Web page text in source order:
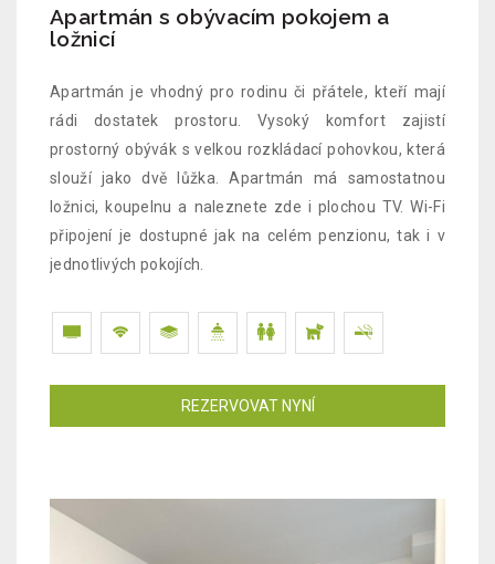
Apartmán s obývacím pokojem a
ložnicí
Apartmán je vhodný pro rodinu či přátele, kteří mají
rádi dostatek prostoru. Vysoký komfort zajistí
prostorný obývák s velkou rozkládací pohovkou, která
slouží jako dvě lůžka. Apartmán má samostatnou
ložnici, koupelnu a naleznete zde i plochou TV. Wi-Fi
připojení je dostupné jak na celém penzionu, tak i v
jednotlivých pokojích.
REZERVOVAT NYNÍ